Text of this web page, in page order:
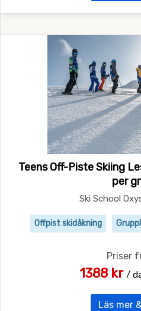
Teens Off-Piste Skiing
per
Ski School
Offpist skidåkning
Priser
1388 kr /
Läs mer